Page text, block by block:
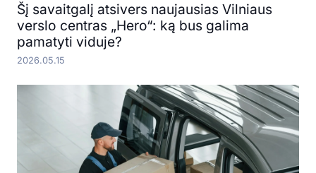
Šį savaitgalį atsivers naujausias Vilniaus
verslo centras „Hero“: ką bus galima
pamatyti viduje?
2026.05.15